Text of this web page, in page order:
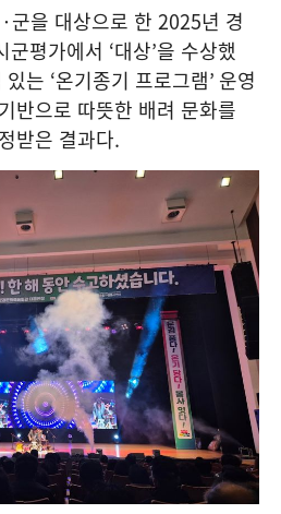
·군을 대상으로 한 2025년 경
군평가에서 ‘대상’을 수상했
있는 ‘온기종기 프로그램’ 운영
반으로 따뜻한 배려 문화를
받은 결과다.